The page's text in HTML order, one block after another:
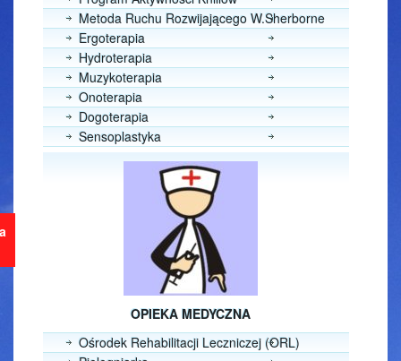
Metoda Ruchu Rozwijającego W.Sherborne
Ergoterapia
Hydroterapia
Muzykoterapia
Onoterapia
Dogoterapia
Sensoplastyka
OPIEKA MEDYCZNA
Ośrodek Rehabilitacji Leczniczej (ORL)